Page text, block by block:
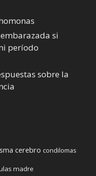
si
perí­odo
sobre la
cerebro condilomas
madre